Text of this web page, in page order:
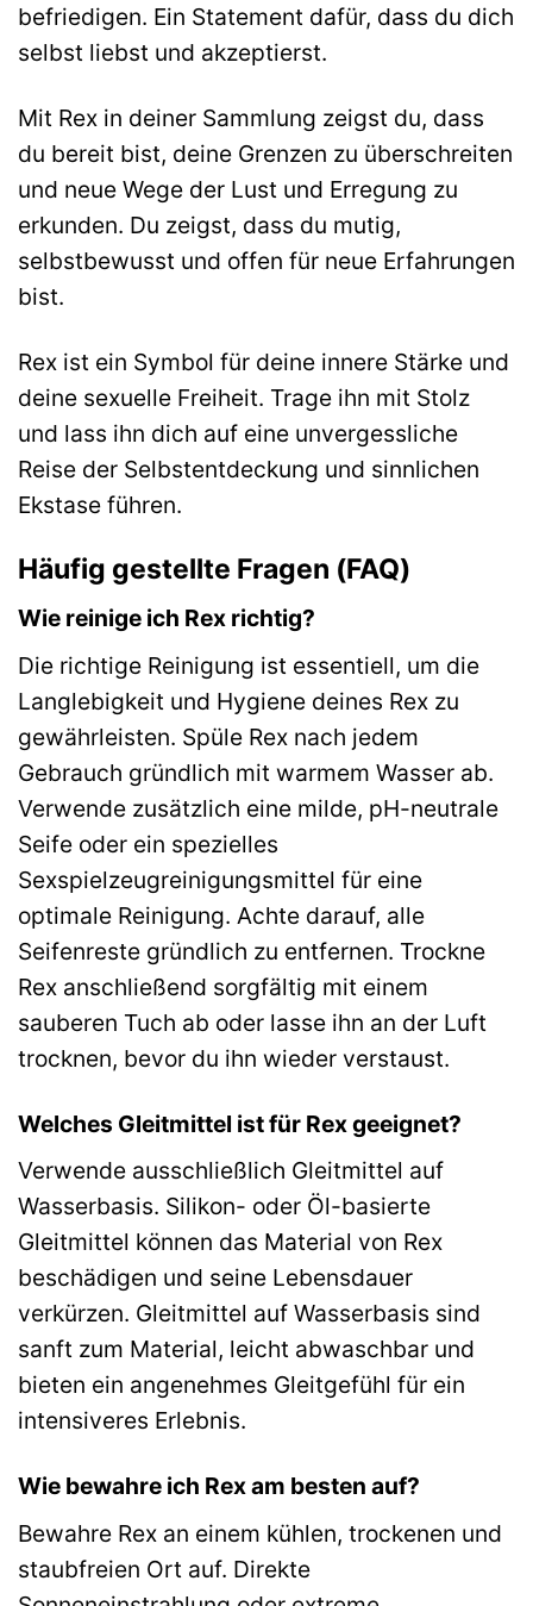
befriedigen. Ein Statement dafür, dass du dich
selbst liebst und akzeptierst.
Mit Rex in deiner Sammlung zeigst du, dass
du bereit bist, deine Grenzen zu überschreiten
und neue Wege der Lust und Erregung zu
erkunden. Du zeigst, dass du mutig,
selbstbewusst und offen für neue Erfahrungen
bist.
Rex ist ein Symbol für deine innere Stärke und
deine sexuelle Freiheit. Trage ihn mit Stolz
und lass ihn dich auf eine unvergessliche
Reise der Selbstentdeckung und sinnlichen
Ekstase führen.
Häufig gestellte Fragen (FAQ)
Wie reinige ich Rex richtig?
Die richtige Reinigung ist essentiell, um die
Langlebigkeit und Hygiene deines Rex zu
gewährleisten. Spüle Rex nach jedem
Gebrauch gründlich mit warmem Wasser ab.
Verwende zusätzlich eine milde, pH-neutrale
Seife oder ein spezielles
Sexspielzeugreinigungsmittel für eine
optimale Reinigung. Achte darauf, alle
Seifenreste gründlich zu entfernen. Trockne
Rex anschließend sorgfältig mit einem
sauberen Tuch ab oder lasse ihn an der Luft
trocknen, bevor du ihn wieder verstaust.
Welches Gleitmittel ist für Rex geeignet?
Verwende ausschließlich Gleitmittel auf
Wasserbasis. Silikon- oder Öl-basierte
Gleitmittel können das Material von Rex
beschädigen und seine Lebensdauer
verkürzen. Gleitmittel auf Wasserbasis sind
sanft zum Material, leicht abwaschbar und
bieten ein angenehmes Gleitgefühl für ein
intensiveres Erlebnis.
Wie bewahre ich Rex am besten auf?
Bewahre Rex an einem kühlen, trockenen und
staubfreien Ort auf. Direkte